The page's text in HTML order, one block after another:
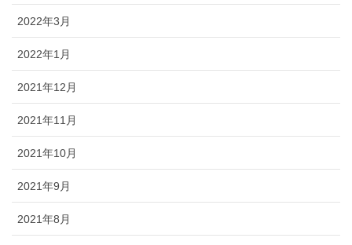
2022年3月
2022年1月
2021年12月
2021年11月
2021年10月
2021年9月
2021年8月